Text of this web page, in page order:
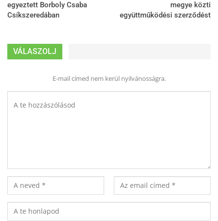
egyeztett Borboly Csaba
Csíkszeredában
megye közti
együttműködési szerződést
VÁLASZOLJ
E-mail címed nem kerül nyilvánosságra.